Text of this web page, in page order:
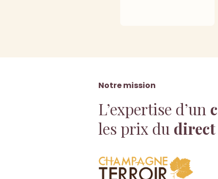
Notre mission
L’expertise d’un
les prix du